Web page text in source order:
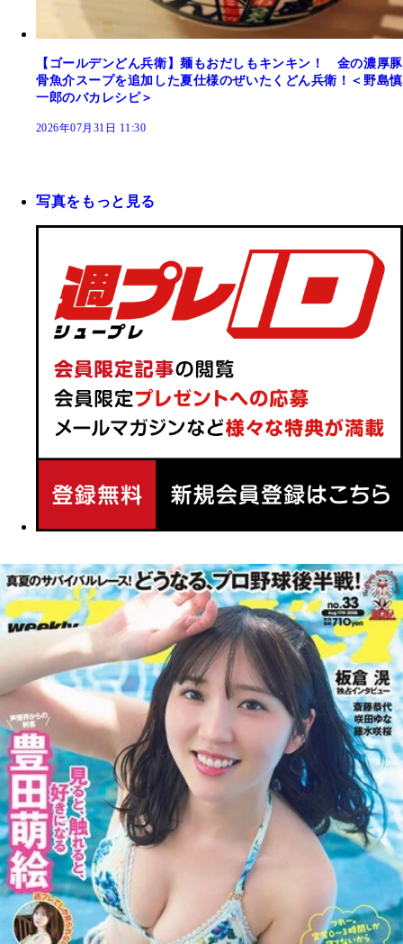
【ゴールデンどん兵衛】麺もおだしもキンキン！ 金の濃厚豚
骨魚介スープを追加した夏仕様のぜいたくどん兵衛！＜野島慎
一郎のバカレシピ＞
2026年07月31日 11:30
写真をもっと見る